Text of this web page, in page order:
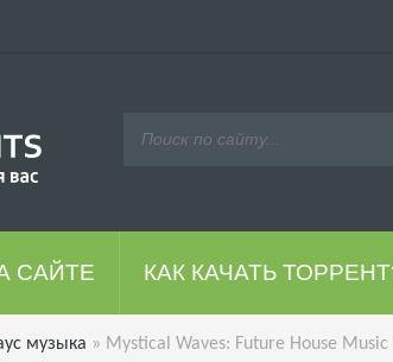
САЙТЕ КАК КАЧАТЬ
музыка » Mystical Waves: Future House